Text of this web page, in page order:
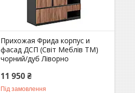
Прихожая Фрида корпус и
фасад ДСП (Світ Меблів TM)
чорний/дуб Ліворно
11 950 ₴
Під замовлення